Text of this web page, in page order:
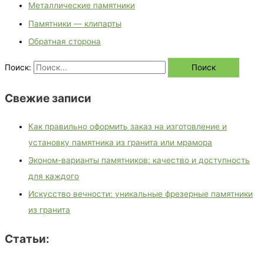
Металлические памятники
Памятники — клипарты
Обратная сторона
Поиск:
Свежие записи
Как правильно оформить заказ на изготовление и
установку памятника из гранита или мрамора
Эконом-варианты памятников: качество и доступность
для каждого
Искусство вечности: уникальные фрезерные памятники
из гранита
Статьи: